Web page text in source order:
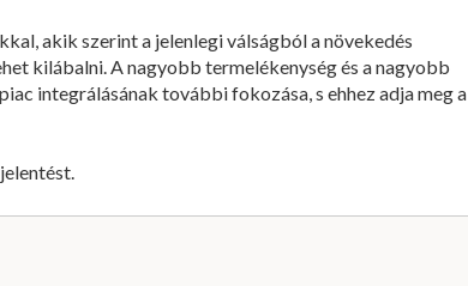
akik szerint a jelenlegi válságból a növekedés
kilábalni. A nagyobb termelékenység és a nagyobb
integrálásának további fokozása, s ehhez adja meg a